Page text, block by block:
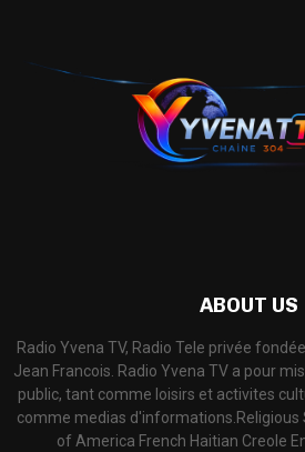
ABOUT US
Radio Yvena TV, Radio Tele privée
Jean Francois. Radio Yvena TV a pour
public, tant comme loisirs et activites
comme medias d'informations.​
of America French Haitian Creole